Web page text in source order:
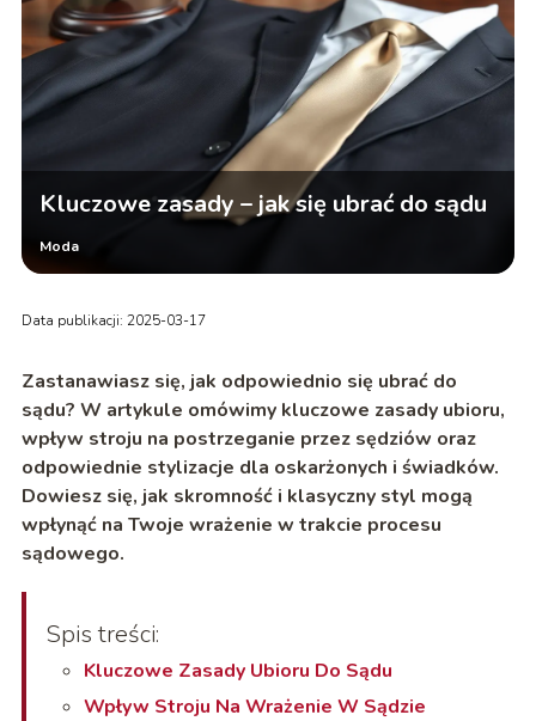
Kluczowe zasady – jak się ubrać do sądu
Moda
Data publikacji: 2025-03-17
Zastanawiasz się, jak odpowiednio się ubrać do
sądu? W artykule omówimy kluczowe zasady ubioru,
wpływ stroju na postrzeganie przez sędziów oraz
odpowiednie stylizacje dla oskarżonych i świadków.
Dowiesz się, jak skromność i klasyczny styl mogą
wpłynąć na Twoje wrażenie w trakcie procesu
sądowego.
Spis treści:
Kluczowe Zasady Ubioru Do Sądu
Wpływ Stroju Na Wrażenie W Sądzie